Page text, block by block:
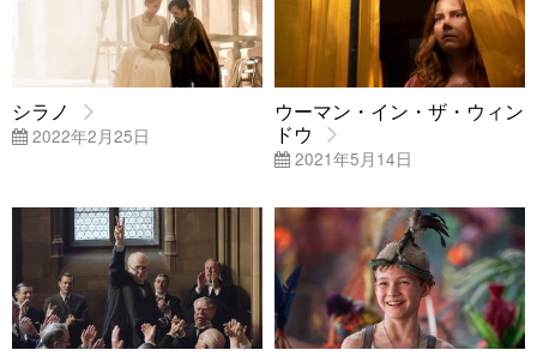
シラノ
2022年2月25日
ウーマン・イン・ザ・ウィン
ドウ
2021年5月14日